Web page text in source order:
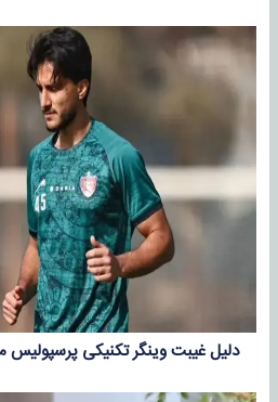
دلیل غیبت وینگر تکنیکی